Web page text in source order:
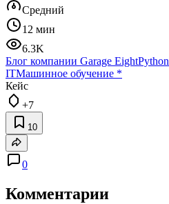
Средний
12 мин
6.3K
Блог компании Garage EightPython
ITМашинное обучение *
Кейс
+7
10
0
Комментарии